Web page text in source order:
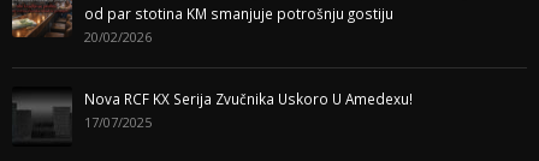
od par stotina KM smanjuje potrošnju gostiju
20/02/2026
Nova RCF KX Serija Zvučnika Uskoro U Amedexu!
17/07/2025